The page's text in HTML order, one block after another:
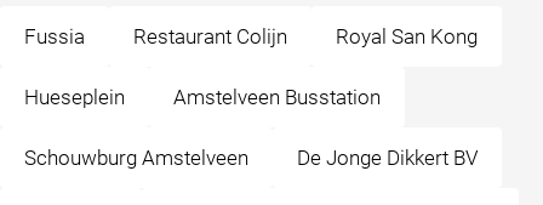
Fussia Restaurant Colijn Royal San Kong
Hueseplein Amstelveen Busstation
Schouwburg Amstelveen De Jonge Dikkert BV